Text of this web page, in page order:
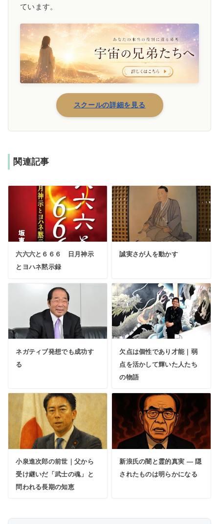
ています。
スクールの詳細を見る
関連記事
六六六と６６６ 日月神示
とヨハネ黙示録
誠実さが人を動かす
ネガティブ発想でも成功す
る
欠点は個性であり才能｜弱
点を活かして輝いた人たち
の物語
小泉進次郎の前世｜父から
受け継いだ「武士の魂」と
問われる長期の知恵
新浪氏の闇と霊的真実 ― 隠
されたものは明らかになる